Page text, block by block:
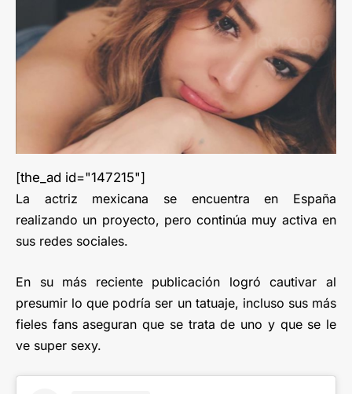
[the_ad id="147215"]
La actriz mexicana se encuentra en España
realizando un proyecto, pero continúa muy activa en
sus redes sociales.
En su más reciente publicación logró cautivar al
presumir lo que podría ser un tatuaje, incluso sus más
fieles fans aseguran que se trata de uno y que se le
ve super sexy.